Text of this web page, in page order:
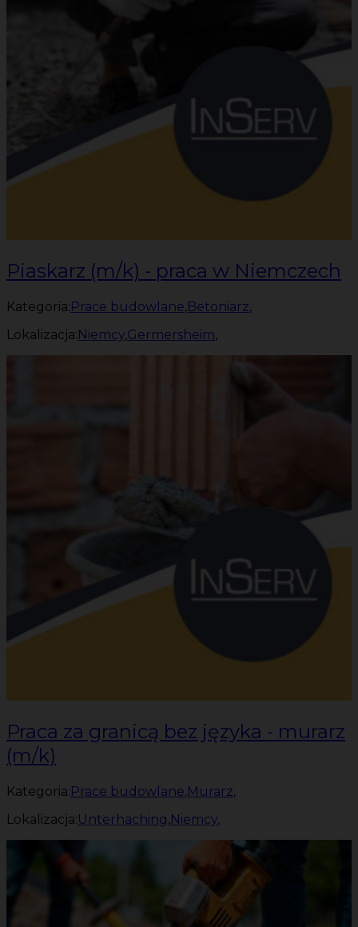
Piaskarz (m/k) - praca w Niemczech
Kategoria: Prace budowlane,Betoniarz,
Lokalizacja: Niemcy,Germersheim,
Praca za granicą bez języka - murarz
(m/k)
Kategoria:Prace budowlane,Murarz,
Lokalizacja:Unterhaching,Niemcy,